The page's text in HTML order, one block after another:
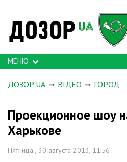
МЕНЮ
ДОЗОР.UA ВІДЕО ГОРОД
Проекционное шоу
Харькове
Пятница , 30 августа 2013, 11:56